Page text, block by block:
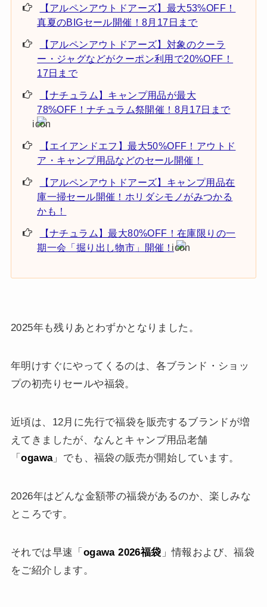
【アルペンアウトドアーズ】最大53%OFF！
真夏のBIGセール開催！8月17日まで
【アルペンアウトドアーズ】対象のクーラ
ー・ジャグなどがクーポン利用で20%OFF！
17日まで
【ナチュラム】キャンプ用品が最大
78%OFF！ナチュラム祭開催！8月17日まで
【エイアンドエフ】最大50%OFF！アウトド
ア・キャンプ用品などのセール開催！
【アルペンアウトドアーズ】キャンプ用品在
庫一掃セール開催！ホリダシモノがみつかる
かも！
【ナチュラム】最大80%OFF！在庫限りの一
期一会「掘り出し物市」開催！
2025年も残りあとわずかとなりました。
年明けすぐにやってくるのは、各ブランド・ショッ
プの初売りセールや福袋。
近頃は、12月に先行で福袋を販売するブランドが増
えてきましたが、なんとキャンプ用品老舗
「ogawa」でも、福袋の販売が開始しています。
2026年はどんな金額帯の福袋があるのか、楽しみな
ところです。
それでは早速「 ogawa 2026福袋 」情報および、福袋
をご紹介します。